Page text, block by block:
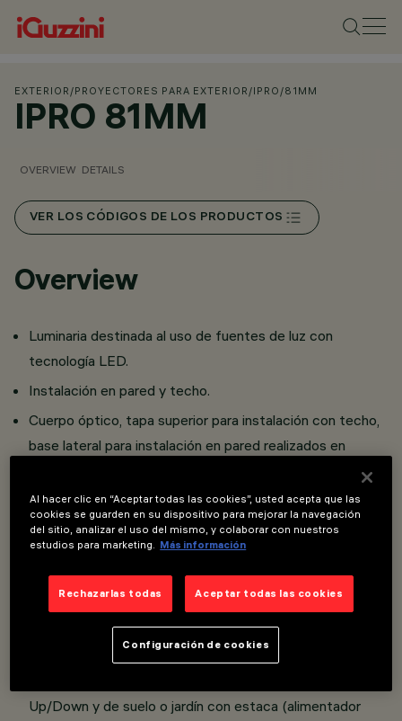
EXTERIOR /PROYECTORES PARA EXTERIOR /IPRO /81MM
IPRO 81MM
OVERVIEW DETAILS
VER LOS CÓDIGOS DE LOS PRODUCTOS
Overview
Luminaria destinada al uso de fuentes de luz con
tecnología LED.
Instalación en pared y techo.
Cuerpo óptico, tapa superior para instalación con techo,
base lateral para instalación en pared realizados en
aluminio fundición a presión; cristal de seguridad sódico-
cálcico templado transparente, 4 mm, sellado con
silicona al cuerpo óptico.
Todos los productos incluyen lentes o recuperadores de
flujo de alta reflexión en el material termoplástico.
100÷240Vsc 50/60Hz); cuerpo Micro con alimentador
electrónico a solicitar por separado (500/700mA,
Up/Down y de suelo o jardín con estaca (alimentador
Al hacer clic en “Aceptar todas las cookies”, usted acepta que las
cookies se guarden en su dispositivo para mejorar la navegación
del sitio, analizar el uso del mismo, y colaborar con nuestros
estudios para marketing. Más información
Rechazarlas todas Aceptar todas las cookies
Configuración de cookies